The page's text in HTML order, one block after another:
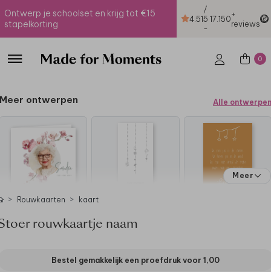
Ontwerp je schoolset en krijg tot €15
stapelkorting
4.51
/
5
-
17.150+
reviews
0
Meer ontwerpen Alle ontwerpen
Meer
Rouwkaarten kaart
rouwkaartje naam
Bestel gemakkelijk een proefdruk voor 1,00